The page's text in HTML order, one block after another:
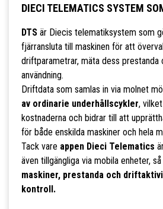
DIECI TELEMATICS SYSTEM
DTSär Diecis telematiksystem som
fjärransluta till maskinen för att
driftparametrar, mäta dess prestanda
användning.
Driftdata som samlas in via molnet
av ordinarie underhållscykler,
kostnaderna och bidrar till att
för både enskilda maskiner och hela
Tack vare appen Dieci Telematics
även tillgängliga via mobila enheter,
maskiner, prestanda och
kontroll.